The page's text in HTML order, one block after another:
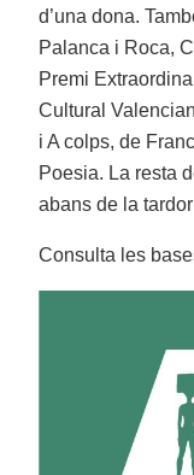
d’una dona.
Palanca i Roca,
Premi
Cultural
i A colps, de
Poesia. La resta
abans de la
Consulta les